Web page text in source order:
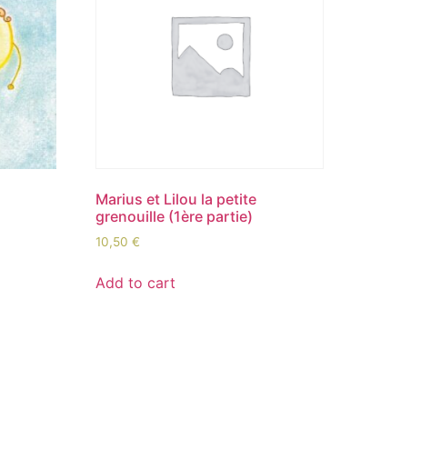
Marius et Lilou la petite
grenouille (1ère partie)
10,50€
Add to cart